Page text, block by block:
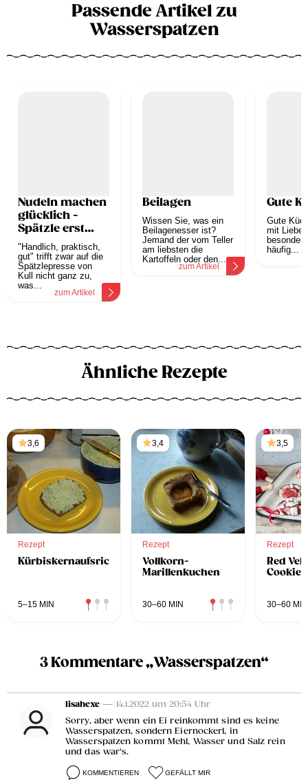
Passende Artikel zu
Wasserspatzen
Nudeln machen
glücklich -
Spätzle erst
recht
"Handlich, praktisch,
gut" trifft zwar auf die
Spätzlepresse von
Kull nicht ganz zu,
was...
zum Artikel
Beilagen
Wissen Sie, was ein
Beilagenesser ist?
Jemand der vom Teller
am liebsten die
Kartoffeln oder den...
zum Artikel
Gute
Gute
mit Liebe
häufig...
Ähnliche Rezepte
3,6
Rezept
Kürbiskernaufsrich
5–15 MIN
3,4
Rezept
Vollkorn-
Marillenkuchen
30–60 MIN
3,5
Rezept
Red
Cookies
30–60 MIN
3 Kommentare „Wasserspatzen“
lisahexe — 14.1.2022 um 20:54 Uhr
Sorry, aber wenn ein Ei reinkommt sind es keine
Wasserspatzen, sondern Eiernockerl, in
Wasserspatzen kommt Mehl, Wasser und Salz rein
und das war's.
KOMMENTIEREN GEFÄLLT MIR